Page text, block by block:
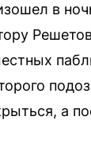
в
а